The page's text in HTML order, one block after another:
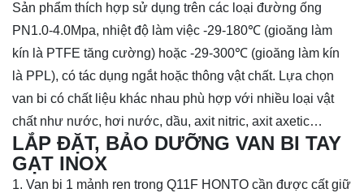
Sản phẩm thích hợp sử dụng trên các loại đường ống
PN1.0-4.0Mpa, nhiệt độ làm việc -29-180℃ (gioăng làm
kín là PTFE tăng cường) hoặc -29-300℃ (gioăng làm kín
là PPL), có tác dụng ngắt hoặc thông vật chất. Lựa chọn
van bi có chất liệu khác nhau phù hợp với nhiều loại vật
chất như nước, hơi nước, dầu, axit nitric, axit axetic…
LẮP ĐẶT, BẢO DƯỠNG VAN BI TAY
GẠT INOX
1. Van bi 1 mảnh ren trong Q11F HONTO cần được cất giữ